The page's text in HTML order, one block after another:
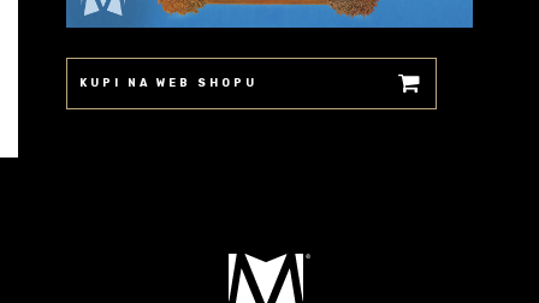
KUPI NA WEB SHOPU